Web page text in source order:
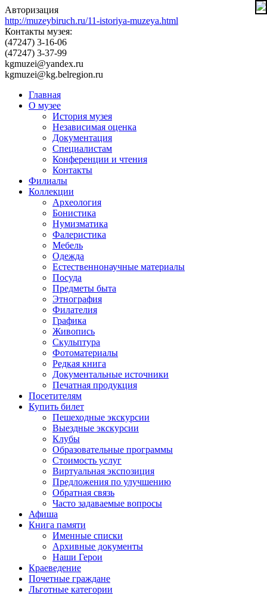
Авторизация
http://muzeybiruch.ru/11-istoriya-muzeya.html
Контакты музея:
(47247) 3-16-06
(47247) 3-37-99
kgmuzei@yandex.ru
kgmuzei@kg.belregion.ru
Главная
О музее
История музея
Независимая оценка
Документация
Специалистам
Конференции и чтения
Контакты
Филиалы
Коллекции
Археология
Бонистика
Нумизматика
Фалеристика
Мебель
Одежда
Естественнонаучные материалы
Посуда
Предметы быта
Этнография
Филателия
Графика
Живопись
Скульптура
Фотоматериалы
Редкая книга
Документальные источники
Печатная продукция
Посетителям
Купить билет
Пешеходные экскурсии
Выездные экскурсии
Клубы
Образовательные программы
Стоимость услуг
Виртуальная экспозиция
Предложения по улучшению
Обратная связь
Часто задаваемые вопросы
Афиша
Книга памяти
Именные списки
Архивные документы
Наши Герои
Краеведение
Почетные граждане
Льготные категории